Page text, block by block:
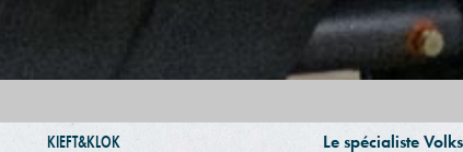
KIEFT&KLOK Le spécialiste